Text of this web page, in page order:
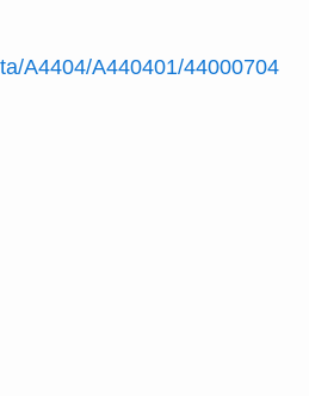
A4404/A440401/44000704